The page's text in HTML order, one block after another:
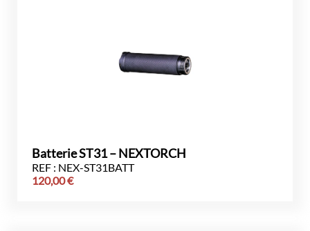
Batterie ST31 – NEXTORCH
REF : NEX-ST31BATT
120,00€